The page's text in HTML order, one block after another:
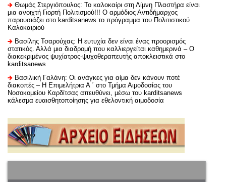
Θωμάς Στεργιόπουλος: Το καλοκαίρι στη Λίμνη Πλαστήρα είναι
μια ανοιχτή Γιορτή Πολιτισμού!!! Ο αρμόδιος Αντιδήμαρχος
παρουσιάζει στο karditsanews το πρόγραμμα του Πολιτιστικού
Καλοκαιριού
Βασίλης Τσαρούχας: Η ευτυχία δεν είναι ένας προορισμός
στατικός. Αλλά μια διαδρομή που καλλιεργείται καθημερινά – Ο
διακεκριμένος ψυχίατρος-ψυχοθεραπευτής αποκλειστικά στο
karditsanews
Βασιλική Γαλάνη: Οι ανάγκες για αίμα δεν κάνουν ποτέ
διακοπές – Η Επιμελήτρια Α ΄ στο Τμήμα Αιμοδοσίας του
Νοσοκομείου Καρδίτσας απευθύνει, μέσω του karditsanews
κάλεσμα ευαισθητοποίησης για εθελοντική αιμοδοσία